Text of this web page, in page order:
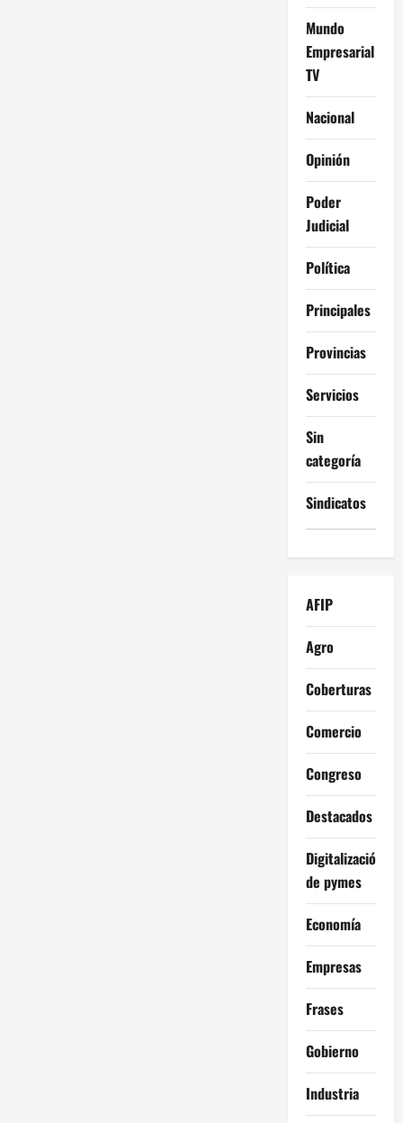
Mundo
Empresarial
TV
Nacional
Opinión
Poder
Judicial
Política
Principales
Provincias
Servicios
Sin
categoría
Sindicatos
AFIP
Agro
Coberturas
Comercio
Congreso
Destacados
Digitalización
de pymes
Economía
Empresas
Frases
Gobierno
Industria